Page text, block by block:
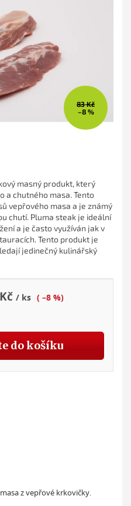
83 Kč
–8 %
/ ks ( –8 %)
do košíku
masný produkt, který
a chutného masa. Tento
vepřového masa a je známý
chutí. Pluma steak je ideální
a je často využíván jak v
Tento produkt je
jedinečný kulinářský
z vepřové krkovičky.